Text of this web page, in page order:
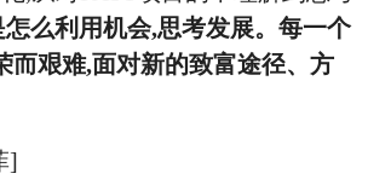
么利用机会,思考发展。每一个
而艰难,面对新的致富途径、方
]